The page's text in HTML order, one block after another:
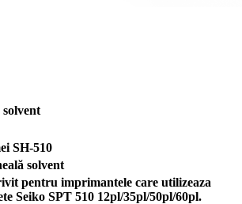
SH-510
solvent
pentru imprimantele care utilizeaza
Seiko SPT 510 12pl/35pl/50pl/60pl.